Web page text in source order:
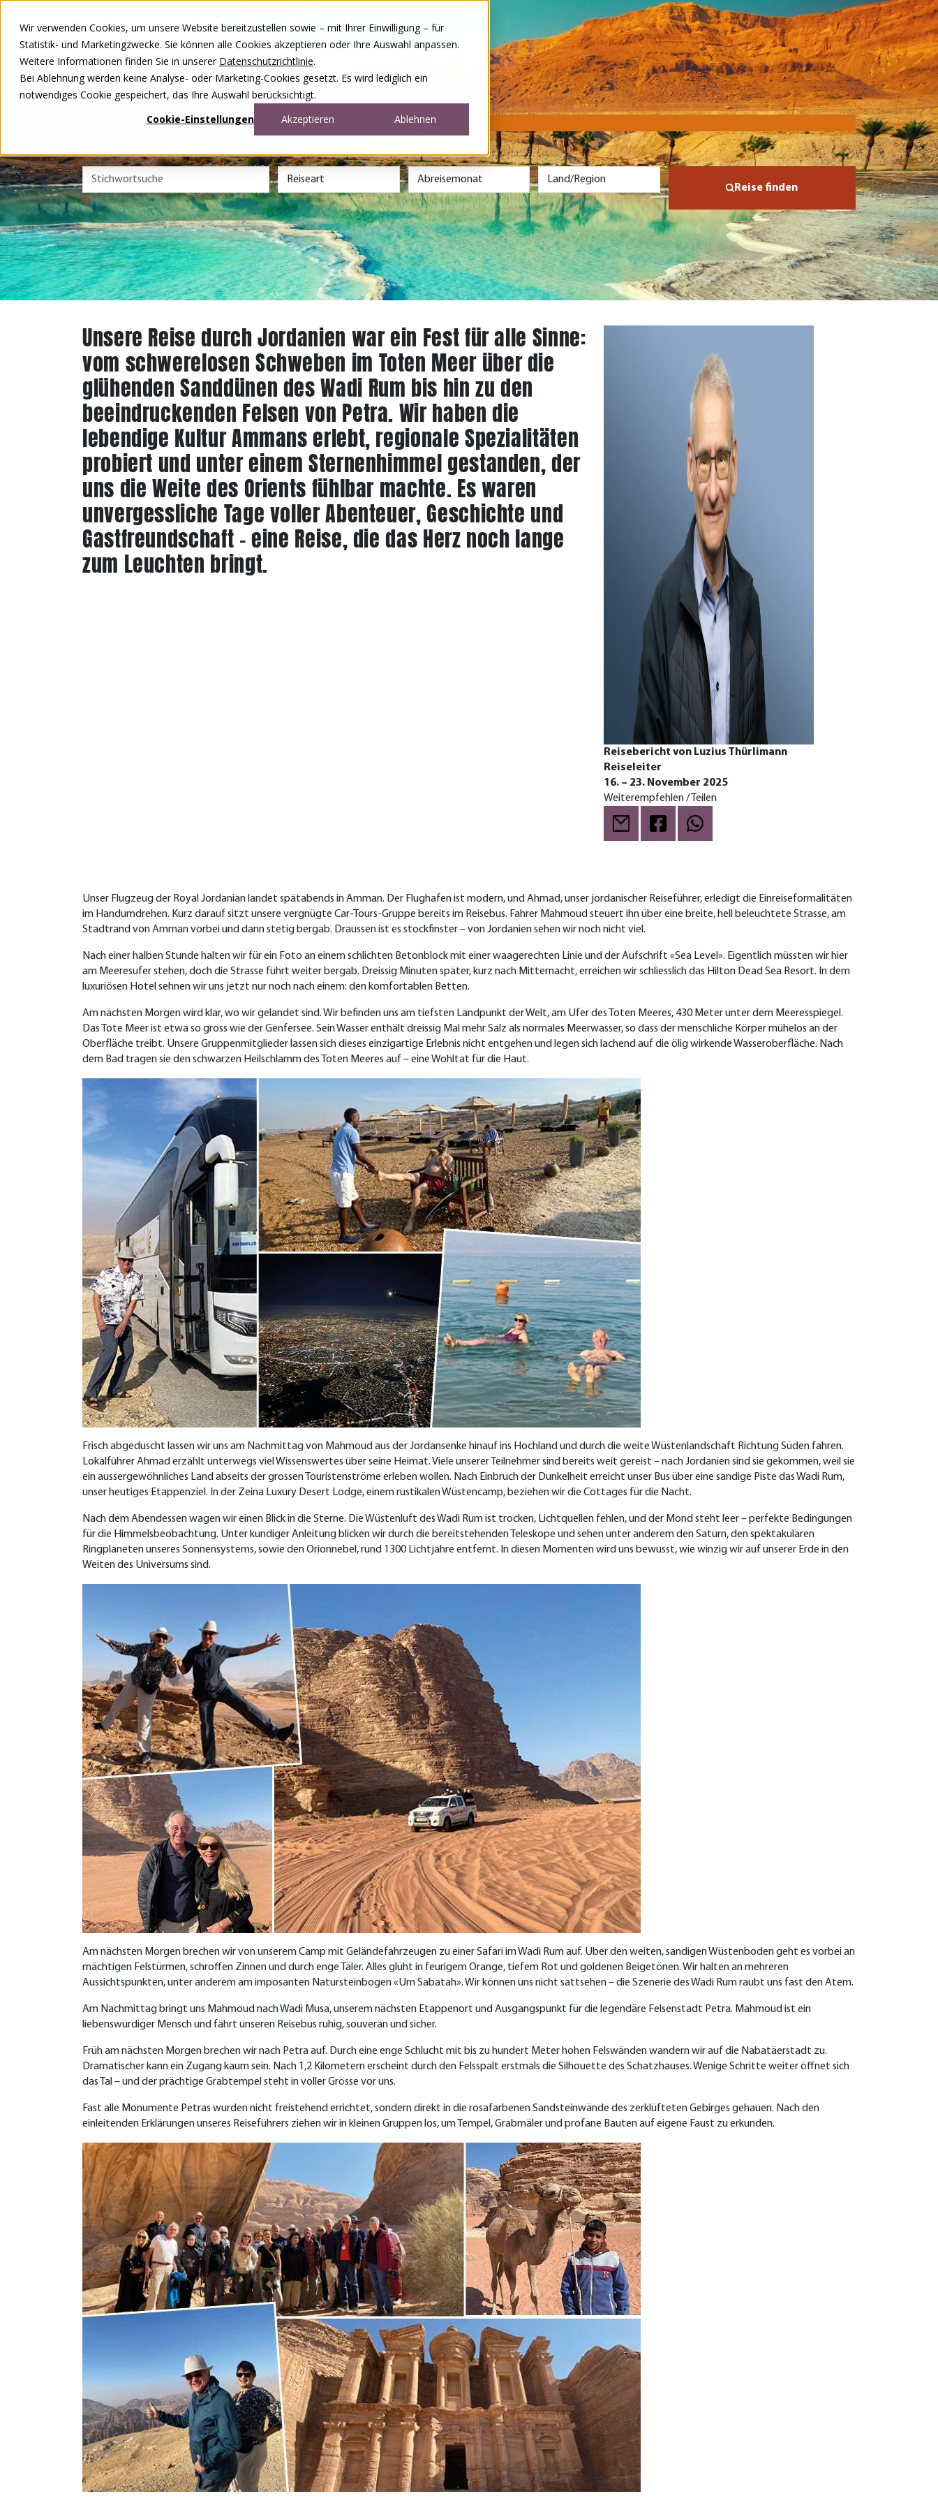
Wir verwenden Cookies, um unsere Website bereitzustellen sowie – mit Ihrer Einwilligung – für
Statistik- und Marketingzwecke. Sie können alle Cookies akzeptieren oder Ihre Auswahl anpassen.
Weitere Informationen finden Sie in unserer Datenschutzrichtlinie.
Bei Ablehnung werden keine Analyse- oder Marketing-Cookies gesetzt. Es wird lediglich ein
notwendiges Cookie gespeichert, das Ihre Auswahl berücksichtigt.
Cookie-Einstellungen
Akzeptieren Ablehnen
Unsere Reisen
Rund ums Reisen
Über uns
Kontakt
Wettbewerb
0848 00 77 88
Reise finden
Unsere Reise durch Jordanien war ein Fest für alle Sinne:
vom schwerelosen Schweben im Toten Meer über die
glühenden Sanddünen des Wadi Rum bis hin zu den
beeindruckenden Felsen von Petra. Wir haben die
lebendige Kultur Ammans erlebt, regionale Spezialitäten
probiert und unter einem Sternenhimmel gestanden, der
uns die Weite des Orients fühlbar machte. Es waren
unvergessliche Tage voller Abenteuer, Geschichte und
Gastfreundschaft – eine Reise, die das Herz noch lange
zum Leuchten bringt.
Reisebericht von Luzius Thürlimann
Reiseleiter
16. – 23. November 2025
Weiterempfehlen / Teilen
Unser Flugzeug der Royal Jordanian landet spätabends in Amman. Der Flughafen ist modern, und Ahmad, unser jordanischer Reiseführer, erledigt die Einreiseformalitäten
im Handumdrehen. Kurz darauf sitzt unsere vergnügte Car-Tours-Gruppe bereits im Reisebus. Fahrer Mahmoud steuert ihn über eine breite, hell beleuchtete Strasse, am
Stadtrand von Amman vorbei und dann stetig bergab. Draussen ist es stockfinster – von Jordanien sehen wir noch nicht viel.
Nach einer halben Stunde halten wir für ein Foto an einem schlichten Betonblock mit einer waagerechten Linie und der Aufschrift «Sea Level». Eigentlich müssten wir hier
am Meeresufer stehen, doch die Strasse führt weiter bergab. Dreissig Minuten später, kurz nach Mitternacht, erreichen wir schliesslich das Hilton Dead Sea Resort. In dem
luxuriösen Hotel sehnen wir uns jetzt nur noch nach einem: den komfortablen Betten.
Am nächsten Morgen wird klar, wo wir gelandet sind. Wir befinden uns am tiefsten Landpunkt der Welt, am Ufer des Toten Meeres, 430 Meter unter dem Meeresspiegel.
Das Tote Meer ist etwa so gross wie der Genfersee. Sein Wasser enthält dreissig Mal mehr Salz als normales Meerwasser, so dass der menschliche Körper mühelos an der
Oberfläche treibt. Unsere Gruppenmitglieder lassen sich dieses einzigartige Erlebnis nicht entgehen und legen sich lachend auf die ölig wirkende Wasseroberfläche. Nach
dem Bad tragen sie den schwarzen Heilschlamm des Toten Meeres auf – eine Wohltat für die Haut.
Frisch abgeduscht lassen wir uns am Nachmittag von Mahmoud aus der Jordansenke hinauf ins Hochland und durch die weite Wüstenlandschaft Richtung Süden fahren.
Lokalführer Ahmad erzählt unterwegs viel Wissenswertes über seine Heimat. Viele unserer Teilnehmer sind bereits weit gereist – nach Jordanien sind sie gekommen, weil sie
ein aussergewöhnliches Land abseits der grossen Touristenströme erleben wollen. Nach Einbruch der Dunkelheit erreicht unser Bus über eine sandige Piste das Wadi Rum,
unser heutiges Etappenziel. In der Zeina Luxury Desert Lodge, einem rustikalen Wüstencamp, beziehen wir die Cottages für die Nacht.
Nach dem Abendessen wagen wir einen Blick in die Sterne. Die Wüstenluft des Wadi Rum ist trocken, Lichtquellen fehlen, und der Mond steht leer – perfekte Bedingungen
für die Himmelsbeobachtung. Unter kundiger Anleitung blicken wir durch die bereitstehenden Teleskope und sehen unter anderem den Saturn, den spektakulären
Ringplaneten unseres Sonnensystems, sowie den Orionnebel, rund 1300 Lichtjahre entfernt. In diesen Momenten wird uns bewusst, wie winzig wir auf unserer Erde in den
Weiten des Universums sind.
Am nächsten Morgen brechen wir von unserem Camp mit Geländefahrzeugen zu einer Safari im Wadi Rum auf. Über den weiten, sandigen Wüstenboden geht es vorbei an
mächtigen Felstürmen, schroffen Zinnen und durch enge Täler. Alles glüht in feurigem Orange, tiefem Rot und goldenen Beigetönen. Wir halten an mehreren
Aussichtspunkten, unter anderem am imposanten Natursteinbogen «Um Sabatah». Wir können uns nicht sattsehen – die Szenerie des Wadi Rum raubt uns fast den Atem.
Am Nachmittag bringt uns Mahmoud nach Wadi Musa, unserem nächsten Etappenort und Ausgangspunkt für die legendäre Felsenstadt Petra. Mahmoud ist ein
liebenswürdiger Mensch und fährt unseren Reisebus ruhig, souverän und sicher.
Früh am nächsten Morgen brechen wir nach Petra auf. Durch eine enge Schlucht mit bis zu hundert Meter hohen Felswänden wandern wir auf die Nabatäerstadt zu.
Dramatischer kann ein Zugang kaum sein. Nach 1,2 Kilometern erscheint durch den Felsspalt erstmals die Silhouette des Schatzhauses. Wenige Schritte weiter öffnet sich
das Tal – und der prächtige Grabtempel steht in voller Grösse vor uns.
Fast alle Monumente Petras wurden nicht freistehend errichtet, sondern direkt in die rosafarbenen Sandsteinwände des zerklüfteten Gebirges gehauen. Nach den
einleitenden Erklärungen unseres Reiseführers ziehen wir in kleinen Gruppen los, um Tempel, Grabmäler und profane Bauten auf eigene Faust zu erkunden.